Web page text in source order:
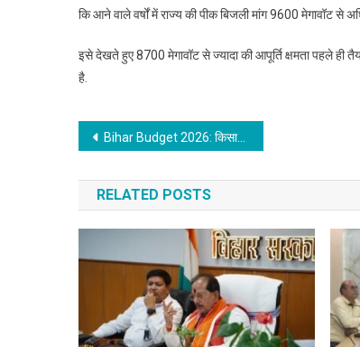
कि आने वाले वर्षों में राज्य की पीक बिजली मांग 9600 मेगावॉट से
इसे देखते हुए 8700 मेगावॉट से ज्यादा की आपूर्ति क्षमता पहले
है.
Post
navigation
Bihar Budget 2026: किसानों को सालाना ₹3000 की अतिरिक्त सीधी मदद, किसानों के बैंक खाते में आएगी राशि
RELATED POSTS